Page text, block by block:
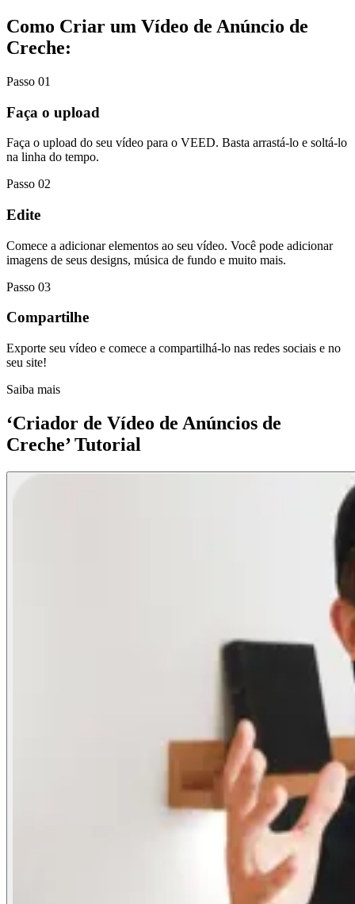
Como Criar um Vídeo de Anúncio de
Creche:
Passo 01
Faça o upload
Faça o upload do seu vídeo para o VEED. Basta arrastá-lo e soltá-lo
na linha do tempo.
Passo 02
Edite
Comece a adicionar elementos ao seu vídeo. Você pode adicionar
imagens de seus designs, música de fundo e muito mais.
Passo 03
Compartilhe
Exporte seu vídeo e comece a compartilhá-lo nas redes sociais e no
seu site!
Saiba mais
‘Criador de Vídeo de Anúncios de
Creche’ Tutorial